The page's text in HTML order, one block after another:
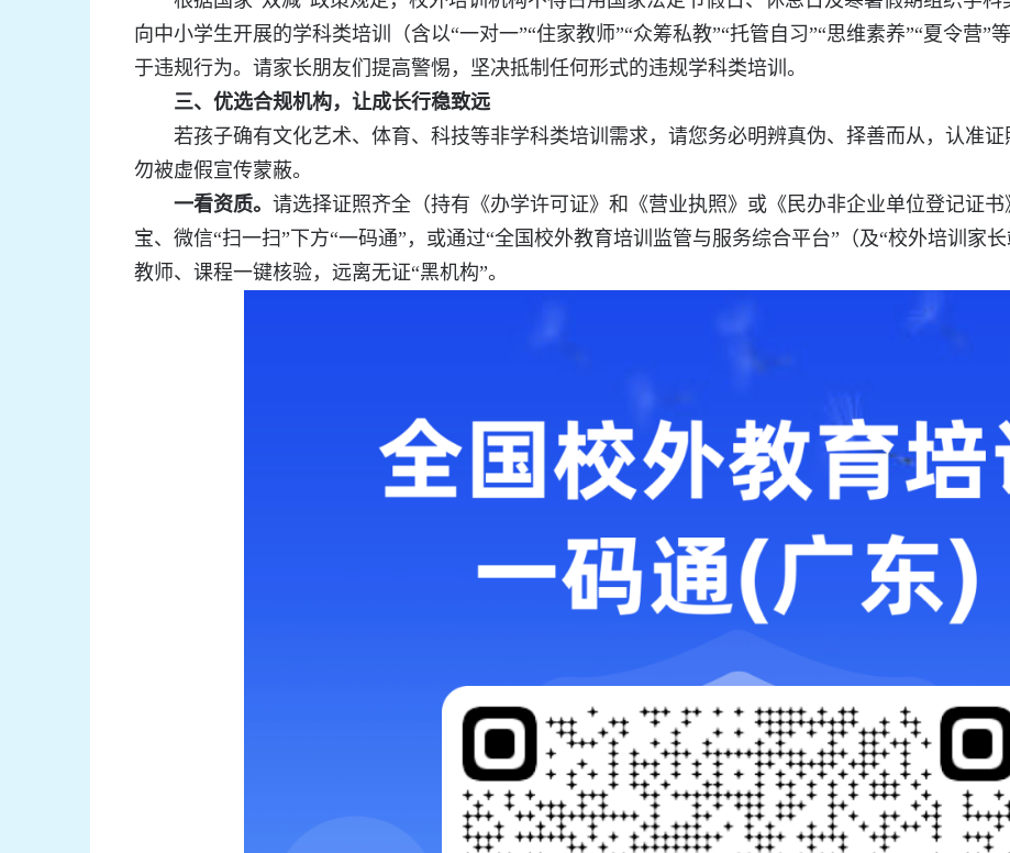
向中小学生开展的学科类培训（含以“一对一”“住家教师”“众筹私教”“托管自习”“思维素养”“夏令营”
于违规行为。请家长朋友们提高警惕，坚决抵制任何形式的违规学科类培训。
三、优选合规机构，让成长行稳致远
若孩子确有文化艺术、体育、科技等非学科类培训需求，请您务必明辨真伪、择善而从，认准证
勿被虚假宣传蒙蔽。
一看资质。 请选择证照齐全（持有《办学许可证》和《营业执照》或《民办非企业单位登记证
宝、微信“扫一扫”下方“一码通”，或通过“全国校外教育培训监管与服务综合平台”（及“校外培训家
教师、课程一键核验，远离无证“黑机构”。